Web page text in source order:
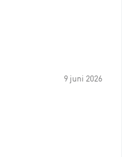
9 juni 2026